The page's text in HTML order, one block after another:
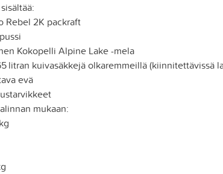
Rebel 2K packraft
Kokopelli Alpine Lake -mela
litran kuivasäkkejä olkaremmeillä (kiinnitettävissä
evä
mukaan: